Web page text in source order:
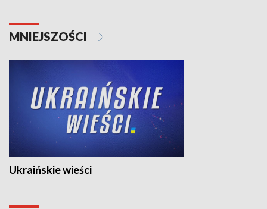
MNIEJSZOŚCI
Ukraińskie wieści